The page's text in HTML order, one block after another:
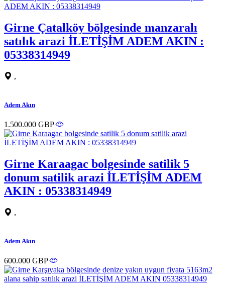
Girne Çatalköy bölgesinde manzaralı
satılık arazi İLETİŞİM ADEM AKIN :
05338314949
,
Adem Akın
1.500.000 GBP
Girne Karaagac bolgesinde satilik 5
donum satilik arazi İLETİŞİM ADEM
AKIN : 05338314949
,
Adem Akın
600.000 GBP